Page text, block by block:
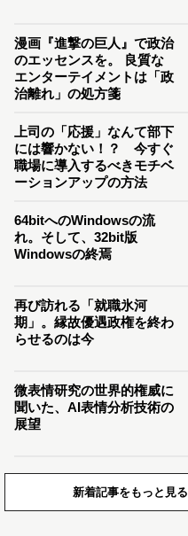
漫画『進撃の巨人』で政治
のエッセンスを。 良質な
エンターテイメントは「政
治離れ」の処方箋
上司の「応援」なんて部下
には響かない！？ 今すぐ
職場に導入するべきモチベ
ーションアップの方法
64bitへのWindowsの流
れ。そして、32bit版
Windowsの終焉
再び訪れる「就職氷河
期」。縁故優遇政権を終わ
らせるのは今
微表情研究の世界的権威に
聞いた、AI表情分析技術の
展望
新着記事をもっと見る